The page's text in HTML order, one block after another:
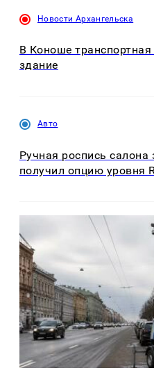
Новости Архангельска
В Коноше
здание
Авто
Ручная роспись салона
получил опцию уровня